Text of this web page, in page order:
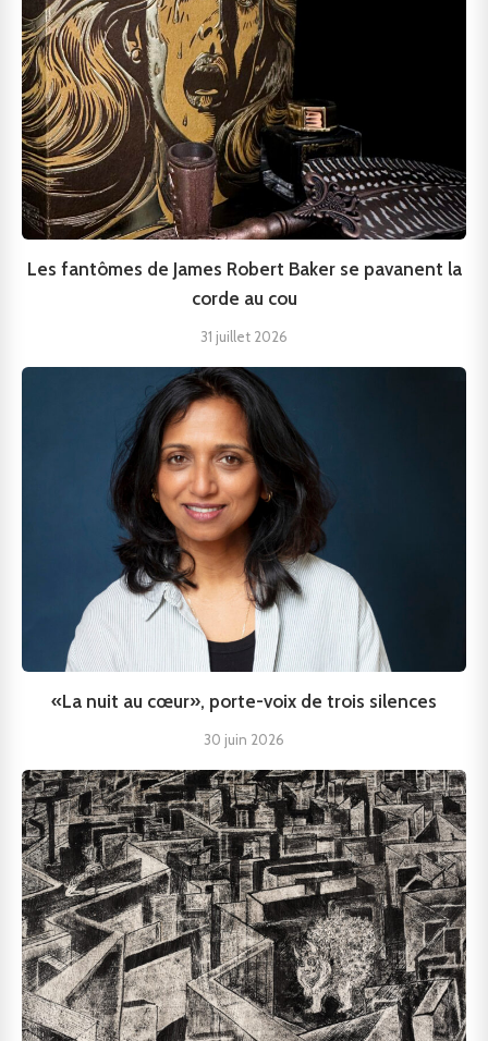
Les fantômes de James Robert Baker se pavanent la
corde au cou
31 juillet 2026
«La nuit au cœur», porte-voix de trois silences
30 juin 2026